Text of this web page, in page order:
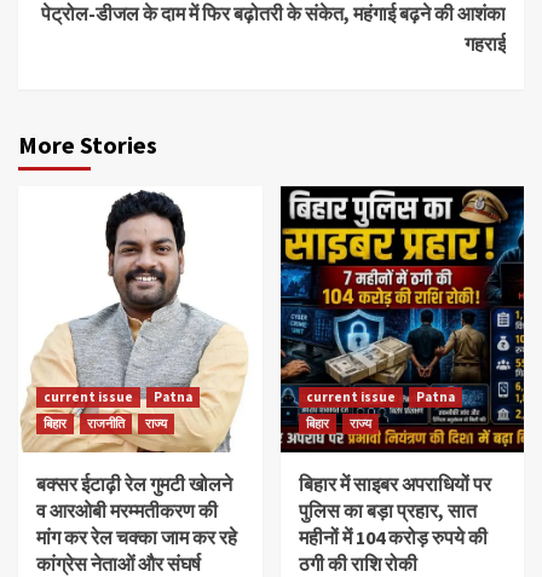
पेट्रोल-डीजल के दाम में फिर बढ़ोतरी के संकेत, महंगाई बढ़ने की आशंका
गहराई
More Stories
current issue
Patna
बिहार
राजनीति राज्य
बक्सर ईटाढ़ी रेल गुमटी खोलने
व आरओबी मरम्मतीकरण की
मांग कर रेल चक्का जाम कर रहे
कांग्रेस नेताओं और संघर्ष
current issue
Patna
बिहार
राज्य
बिहार में साइबर अपराधियों पर
पुलिस का बड़ा प्रहार, सात
महीनों में 104 करोड़ रुपये की
ठगी की राशि रोकी